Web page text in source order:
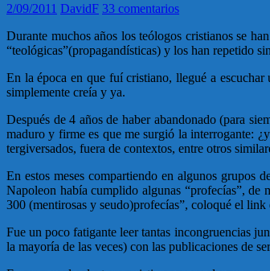
2/09/2011 DavidF 33 comentarios
Durante muchos años los teólogos cristianos se
“teológicas”(propagandísticas) y los han repetido
En la época en que fuí cristiano, llegué a
simplemente creía y ya.
Después de 4 años de haber abandonado (para
maduro y firme es que me surgió la interrogante:
tergiversados, fuera de contextos, entre otros
En estos meses compartiendo en algunos grupos
Napoleon había cumplido algunas “profecías”, de
300 (mentirosas y seudo)profecías”, coloqué el
Fue un poco fatigante leer tantas incongruencias
la mayoría de las veces) con las publicaciones de